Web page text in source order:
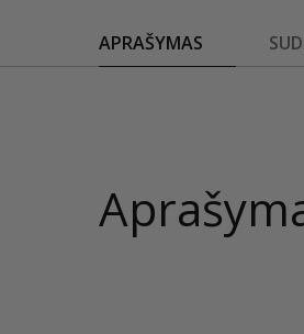
APRAŠYMAS